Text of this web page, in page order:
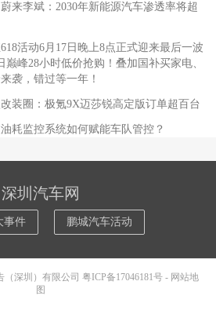
来李斌：2030年新能源汽车渗透率将超
活动6月17日晚上8点正式迎来最后一波
巅峰28小时低价抢购！叠加国补买家电、
袭，错过等一年！
装圈：极氪9X迈莎锐高定版订单超百台
耗监控系统如何赋能车队管控？
深圳汽车网
事件 鹏城汽车活动
（深圳）有限公司 粤ICP备17046181号 - 网站地
图